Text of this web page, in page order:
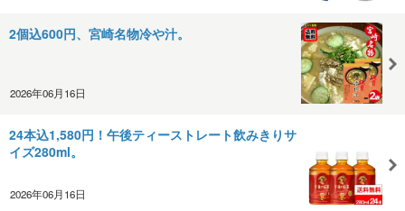
2個込600円、宮崎名物冷や汁。
2026年06月16日
24本込1,580円！午後ティーストレート飲みきりサ
イズ280ml。
2026年06月16日